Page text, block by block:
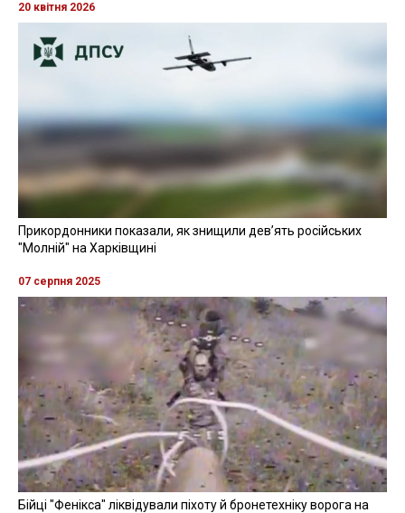
20 квітня 2026
Прикордонники показали, як знищили девʼять російських
"Молній" на Харківщині
07 серпня 2025
Бійці "Фенікса" ліквідували піхоту й бронетехніку ворога на